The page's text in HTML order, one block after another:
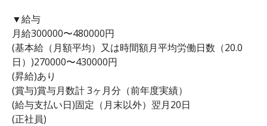
▼給与
月給300000〜480000円
(基本給（月額平均）又は時間額月平均労働日数（20.0
日）)270000〜430000円
(昇給)あり
(賞与)賞与月数計 3ヶ月分（前年度実績）
(給与支払い日)固定（月末以外）翌月20日
(正社員)